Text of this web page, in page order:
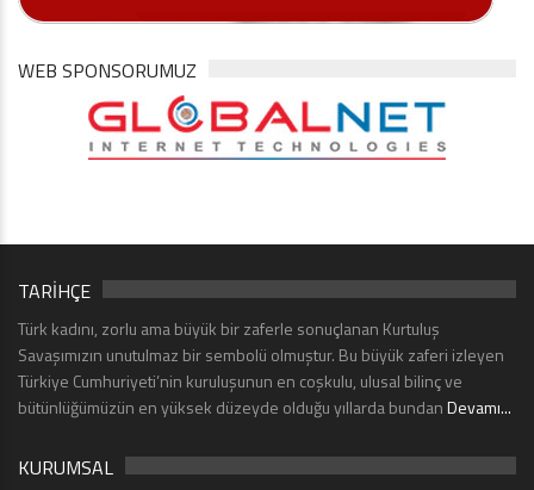
WEB SPONSORUMUZ
TARİHÇE
Türk kadını, zorlu ama büyük bir zaferle sonuçlanan Kurtuluş
Savaşımızın unutulmaz bir sembolü olmuştur. Bu büyük zaferi izleyen
Türkiye Cumhuriyeti’nin kuruluşunun en coşkulu, ulusal bilinç ve
bütünlüğümüzün en yüksek düzeyde olduğu yıllarda bundanDevamı...
KURUMSAL